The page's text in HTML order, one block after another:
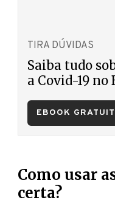
TIRA DÚVIDAS
Saiba tudo
a Covid-19 no
EBOOK
Como usar
certa?